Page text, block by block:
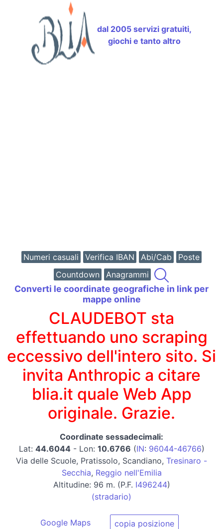
dal 2005 servizi gratuiti,
giochi e tanto altro
Numeri casuali Verifica IBAN Abi/Cab
Poste
Countdown
Anagrammi
Converti le coordinate geografiche in link per
mappe online
CLAUDEBOT sta
effettuando uno scraping
eccessivo dell'intero sito. Si
invita Anthropic a citare
blia.it quale Web App
originale. Grazie.
Coordinate sessadecimali:
Lat: 44.6044- Lon: 10.6766 (IN: 96044-46766)
Via delle Scuole, Pratissolo, Scandiano, Tresinaro -
Secchia, Reggio nell'Emilia
Altitudine: 96 m. (P.F. I496244)
(stradario)
Google Maps copia posizione